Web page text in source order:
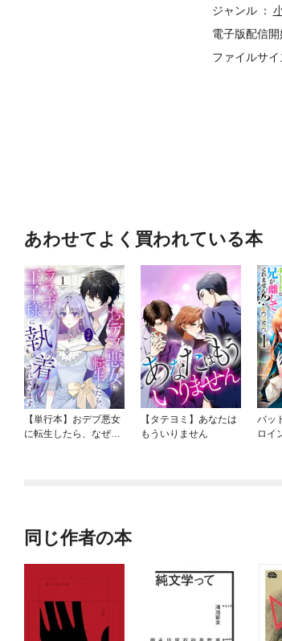
ジャンル
電子版配信開
ファイルサイ
あわせてよく買われている本
【単行本】おデブ悪女
に転生したら、なぜか
【タテヨミ】あなたは
もういりません
バッ
ロイ
同じ作者の本